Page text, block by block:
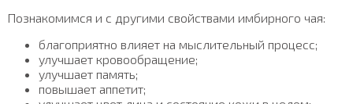
Познакомимся и с другими свойствами имбирного чая:
благоприятно влияет на мыслительный процесс;
улучшает кровообращение;
улучшает память;
повышает аппетит;